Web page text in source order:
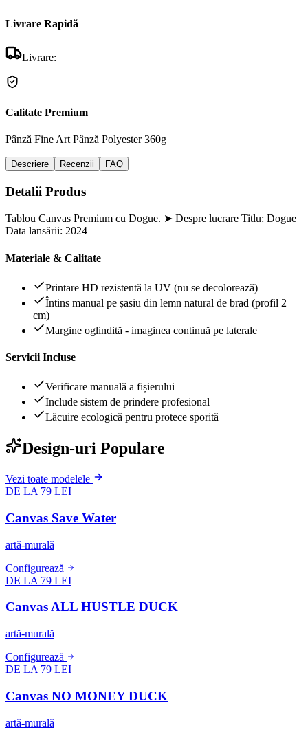
Livrare Rapidă
Livrare:
Calitate Premium
Pânză Fine Art Pânză Polyester 360g
Descriere Recenzii FAQ
Detalii Produs
Tablou Canvas Premium cu Dogue. ➤ Despre lucrare Titlu: Dogue
Data lansării: 2024
Materiale & Calitate
Printare HD rezistentă la UV (nu se decolorează)
Întins manual pe șasiu din lemn natural de brad (profil 2
cm)
Margine oglindită - imaginea continuă pe laterale
Servicii Incluse
Verificare manuală a fișierului
Include sistem de prindere profesional
Lăcuire ecologică pentru protece sporită
Design-uri Populare
Vezi toate modelele
DE LA 79 LEI
Canvas Save Water
artă-murală
Configurează
DE LA 79 LEI
Canvas ALL HUSTLE DUCK
artă-murală
Configurează
DE LA 79 LEI
Canvas NO MONEY DUCK
artă-murală